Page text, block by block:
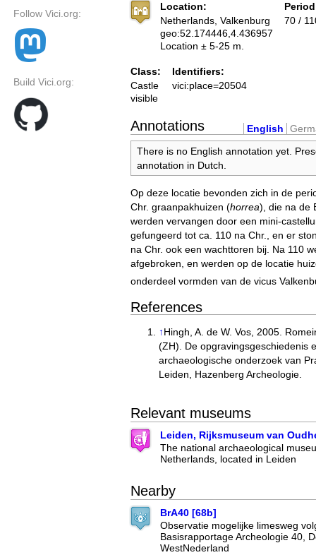
Follow Vici.org:
Build Vici.org:
Location:
Netherlands, Valkenburg
geo:52.174446,4.436957
Location ± 5-25 m.
70 /
Class:
Castle
visible
Identifiers:
vici:place=20504
Annotations English
There is no English annotation yet.
annotation in Dutch.
Op deze locatie bevonden zich in de
Chr. graanpakhuizen (horrea), die na de
werden vervangen door een mini-
gefungeerd tot ca. 110 na Chr., en er
na Chr. ook een wachttoren bij. Na 110
afgebroken, en werden op de locatie
onderdeel vormden van de vicus
References
↑Hingh, A. de W. Vos, 2005.
(ZH). De opgravingsgeschiedenis
archaeologische onderzoek van
Leiden, Hazenberg Archeologie.
Relevant museums
Leiden, Rijksmuseum van
The national archaeological
Netherlands, located in Leiden
Nearby
BrA40 [68b]
Observatie mogelijke limesweg
Basisrapportage Archeologie 40,
WestNederland